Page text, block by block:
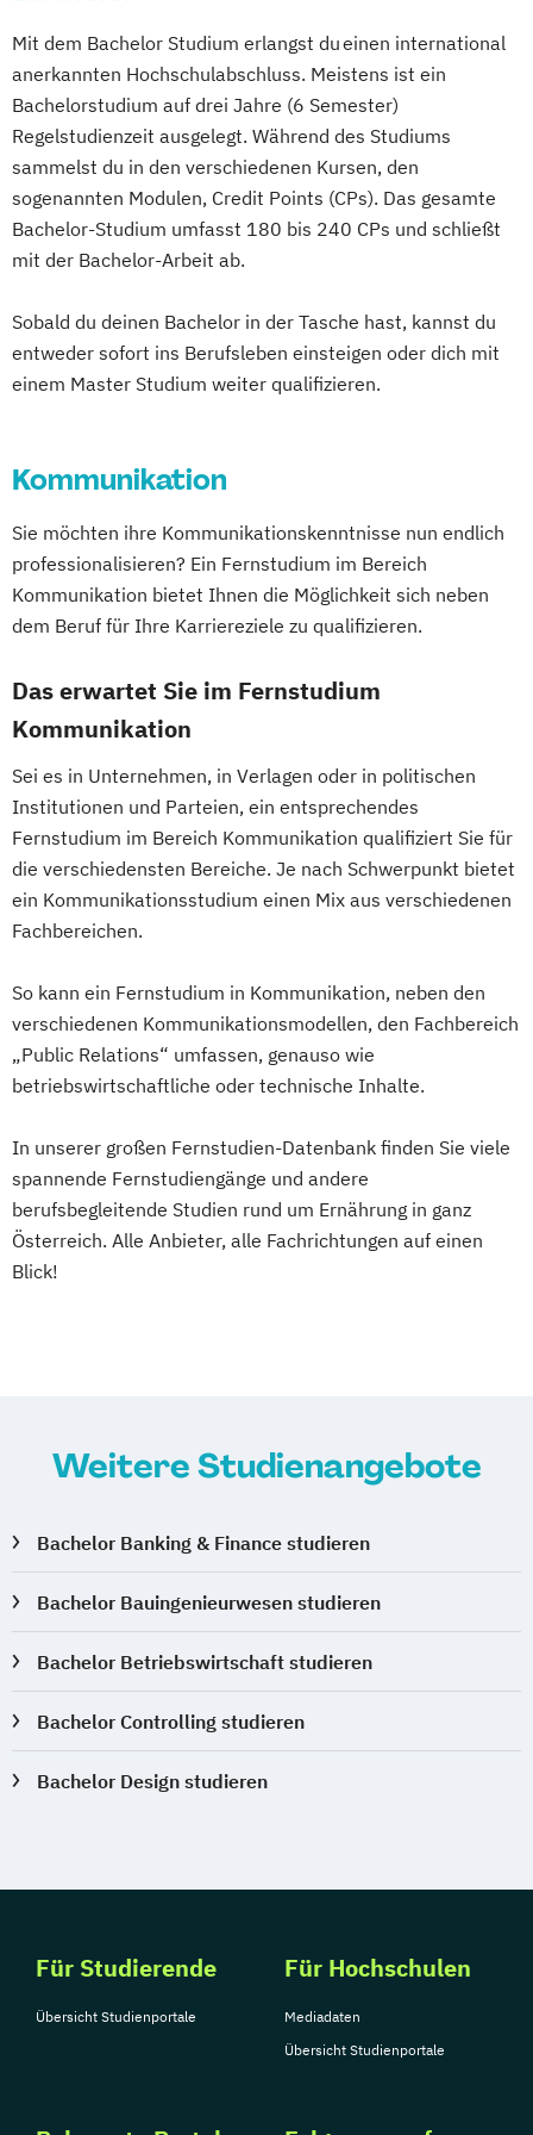
Sportmanagement
Supply Chain Management
Tourismusmanagement
UX Design
Umweltingenieurwesen Vertragsrecht
Wirtschaftsinformatik (DE/EN)
Wirtschaftsingenieurwesen
Wirtschaftsingenieurwesen Medizintechnik
Wirtschaftspsychologie (DE/EN)
Wirtschaftsrecht
UX & Service Design UX-Design
Wirtschaftsingenieurwesen
Wirtschaftsingenieurwesen und
Maschinenbau
Wirtschaftspsychologie & Künstliche
Intelligenz
Wirtschaftspsychologie & Leadership
Wirtschaftspsychologie im Online-
Abendstudium
Wirtschaftsrecht
Wirtschaftsrecht
Digital Transformation and Organizational
Development
Digital User Experience (M. Sc.) 3 oder 4
Semester
Digitale Transformation kompakt
Digitales Energiemanagement
Einführung in die IT-Sicherheit
Elektrische und hybride Antriebe
Elektro- und Informationstechnik
Energieingenieurwesen
Energiewirtschaft und -management
Engineering Management
Game Development
Gestaltung interaktiver Systeme
Informatik Ingenieurpsychologie
Innovations- und Technologiemanagement
(M. Sc.)
Profil Anwendung
Lebensmittelverfahrenstechnik
Leit- und Sicherungstechnik
Maschinenbau
Maschinenbau (M. Eng.) 3 oder 4 Semester
Materials Science
Mathematik für Studierende
wirtschaftswissenschaftlicher Fächer
Mechatronik
und Produktkennzeichnung
New Venture Management
Prozesssimulation in der
Regenerative Energietechnik
Technikfolgen­abschätzung
Technische Informatik
Wasserstofftechnologien
Weiterbildung IT Sicherheit Management
Wirtschaftsingenieurwesen
Produktion (B. Eng.) 6 oder 7 Semester
Wirtschaftsingenieurwesen Erneuerbare
Energien (B. Eng.) 6 oder 7 Semester
Mit dem Bachelor Studium erlangst du einen international
anerkannten Hochschulabschluss. Meistens ist ein
Bachelorstudium auf drei Jahre (6 Semester)
Regelstudienzeit ausgelegt. Während des Studiums
sammelst du in den verschiedenen Kursen, den
sogenannten Modulen, Credit Points (CPs). Das gesamte
Bachelor-Studium umfasst 180 bis 240 CPs und schließt
mit der Bachelor-Arbeit ab.
Sobald du deinen Bachelor in der Tasche hast, kannst du
entweder sofort ins Berufsleben einsteigen oder dich mit
einem Master Studium weiter qualifizieren.
Kommunikation
Sie möchten ihre Kommunikationskenntnisse nun endlich
professionalisieren? Ein Fernstudium im Bereich
Kommunikation bietet Ihnen die Möglichkeit sich neben
dem Beruf für Ihre Karriereziele zu qualifizieren.
Das erwartet Sie im Fernstudium
Kommunikation
Sei es in Unternehmen, in Verlagen oder in politischen
Institutionen und Parteien, ein entsprechendes
Fernstudium im Bereich Kommunikation qualifiziert Sie für
die verschiedensten Bereiche. Je nach Schwerpunkt bietet
ein Kommunikationsstudium einen Mix aus verschiedenen
Fachbereichen.
So kann ein Fernstudium in Kommunikation, neben den
verschiedenen Kommunikationsmodellen, den Fachbereich
„Public Relations“ umfassen, genauso wie
betriebswirtschaftliche oder technische Inhalte.
In unserer großen Fernstudien-Datenbank finden Sie viele
spannende Fernstudiengänge und andere
berufsbegleitende Studien rund um Ernährung in ganz
Österreich. Alle Anbieter, alle Fachrichtungen auf einen
Blick!
Weitere Studienangebote
Bachelor Banking & Finance studieren
Bachelor Bauingenieurwesen studieren
Bachelor Betriebswirtschaft studieren
Bachelor Controlling studieren
Bachelor Design studieren
Für Studierende
Übersicht Studienportale
Für Hochschulen
Mediadaten
Übersicht Studienportale